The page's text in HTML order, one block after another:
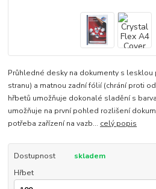
Průhledné desky na dokumenty s
stranu) a matnou zadní fólií (chrání proti
hřbetů umožňuje dokonalé sladění s
umožňuje na první pohled rozlišení
potřeba zařízení na vazb... celý popis
Dostupnost
skladem
Hřbet